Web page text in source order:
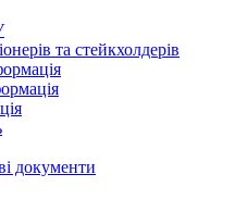
та стейкхолдерів
документи